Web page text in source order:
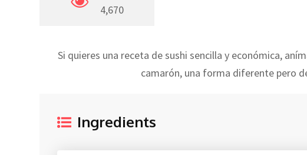
4,670
Si quieres una receta de sushi sencilla y económica,
camarón, una forma diferente pero
Ingredients